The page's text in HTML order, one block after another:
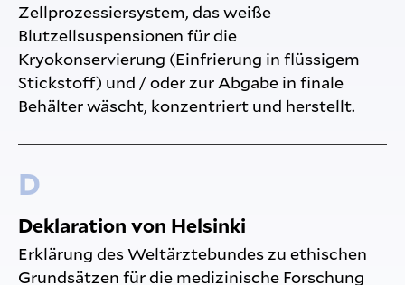
Zellprozessiersystem, das weiße
Blutzellsuspensionen für die
Kryokonservierung (Einfrierung in flüssigem
Stickstoff) und / oder zur Abgabe in finale
Behälter wäscht, konzentriert und herstellt.
D
Deklaration von Helsinki
Erklärung des Weltärztebundes zu ethischen
Grundsätzen für die medizinische Forschung